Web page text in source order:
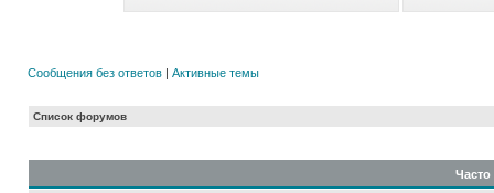
Сообщения без ответов | Активные темы
Список форумов